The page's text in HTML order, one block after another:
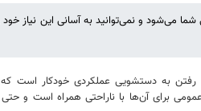
می‌شود و نمی‌توانید به آسانی این نیاز خود
رفتن به دستشویی عملکردی خودکار
برای آن‌ها با ناراحتی همراه است و